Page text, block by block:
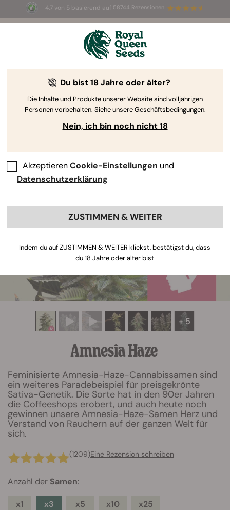
4.7 von 5 basierend auf 58744 Rezensionen
3 White Widow Auto SamenKOSTENLOS für die
+ 5
Amnesia Haze
Feminisierte Amnesia-Haze-Cannabissamen sind
ein weiteres Paradebeispiel für preisgekrönte
Sativa-Genetik. Die Sorte hat in den 90er Jahren
die Coffeeshops erobert, und auch heute noch
gewinnen unsere Amnesia-Haze-Samen Herz und
Verstand von Rauchern auf der ganzen Welt für
sich.
(1209)Eine Rezension schreiben
Anzahl der Samen:
x1 x3 x5 x10 x25
Du bist 18 Jahre oder älter?
Die Inhalte und Produkte unserer Website sind volljährigen
Personen vorbehalten. Siehe unsere Geschäftsbedingungen.
Nein, ich bin noch nicht 18
AkzeptierenCookie-Einstellungen und
Datenschutzerklärung
ZUSTIMMEN & WEITER
Indem du auf ZUSTIMMEN & WEITER klickst, bestätigst du, dass
du 18 Jahre oder älter bist